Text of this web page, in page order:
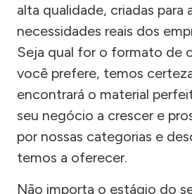
alta qualidade, criadas para
necessidades reais dos
Seja qual for o formato de
você prefere, temos
encontrará o material
seu negócio a crescer e
por nossas categorias e
temos a oferecer.
Não importa o estágio do